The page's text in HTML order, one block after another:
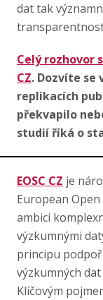
dat tak
Celý rozhovor
CZ. Dozvíte se
replikacích
překvapilo
studií říká o
EOSC CZ je
European Open
ambici
výzkumnými
principu
výzkumných
Klíčovým